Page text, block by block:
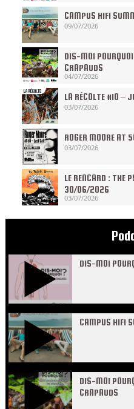
CAMPUS HIFI
09/07/2026
DIS-MOI POURQUOI
CRAPAUDS
04/07/2026
LA RÉCOLTE #10 –
03/07/2026
ROGER MOORE
03/07/2026
LE RENCARD : THE
30/06/2026
03/07/2026
DIS-MOI
CAMPUS HIFI
DIS-MOI
CRAPAUDS